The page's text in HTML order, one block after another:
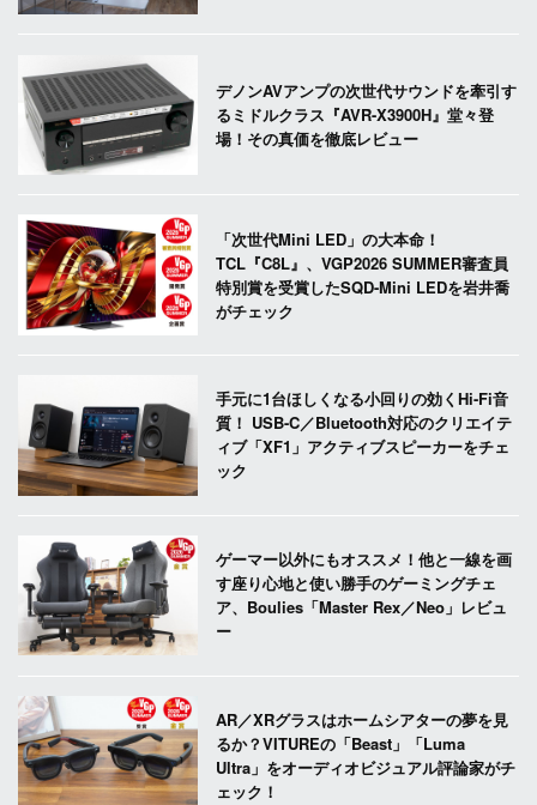
デノンAVアンプの次世代サウンドを牽引す
るミドルクラス『AVR-X3900H』堂々登
場！その真価を徹底レビュー
「次世代Mini LED」の大本命！
TCL『C8L』、VGP2026 SUMMER審査員
特別賞を受賞したSQD-Mini LEDを岩井喬
がチェック
手元に1台ほしくなる小回りの効くHi-Fi音
質！ USB-C／Bluetooth対応のクリエイテ
ィブ「XF1」アクティブスピーカーをチェ
ック
ゲーマー以外にもオススメ！他と一線を画
す座り心地と使い勝手のゲーミングチェ
ア、Boulies「Master Rex／Neo」レビュ
ー
AR／XRグラスはホームシアターの夢を見
るか？VITUREの「Beast」「Luma
Ultra」をオーディオビジュアル評論家がチ
ェック！